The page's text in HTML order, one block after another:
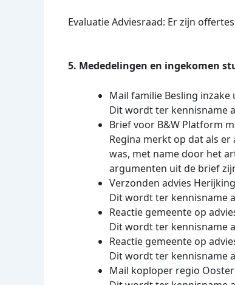
Evaluatie Adviesraad: Er zijn
5. Mededelingen en ingekomen
Mail familie Besling
Dit wordt ter kennisname
Brief voor B&W Platform
Regina merkt op dat als
was, met name door het
argumenten uit de brief
Verzonden advies
Dit wordt ter kennisname
Reactie gemeente op
Dit wordt ter kennisname
Reactie gemeente op
Dit wordt ter kennisname
Mail koploper regio